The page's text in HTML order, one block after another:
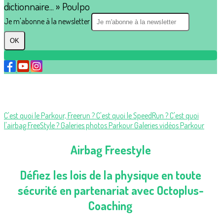
dictionnaire... » Poulpo
Je m'abonne à la newsletter
OK
C'est quoi le Parkour, Freerun ?C'est quoi le SpeedRun ?C'est quoi
l'airbag FreeStyle ?Galeries photos ParkourGaleries vidéos Parkour
Airbag Freestyle
Défiez les lois de la physique en toute
sécurité en partenariat avec Octoplus-
Coaching